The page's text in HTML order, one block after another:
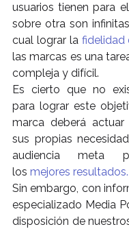
usuarios tienen para
sobre otra son
cual lograr la fidelidad
las marcas es una
compleja y difícil.
Es cierto que no
para lograr este
marca deberá
sus propias
audiencia meta
los mejores resultados.
Sin embargo, con
especializado Media
disposición de